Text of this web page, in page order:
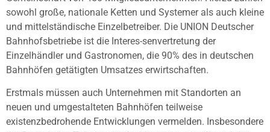
sowohl große, nationale Ketten und Systemer als auch kleine
und mittelständische Einzelbetreiber. Die UNION Deutscher
Bahnhofsbetriebe ist die Interes-senvertretung der
Einzelhändler und Gastronomen, die 90% des in deutschen
Bahnhöfen getätigten Umsatzes erwirtschaften.
Erstmals müssen auch Unternehmen mit Standorten an
neuen und umgestalteten Bahnhöfen teilweise
existenzbedrohende Entwicklungen vermelden. Insbesondere